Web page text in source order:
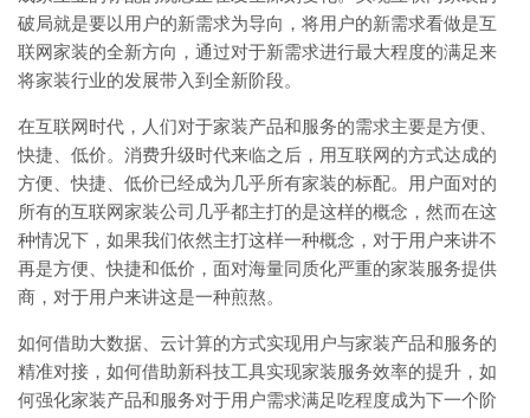
破局就是要以用户的新需求为导向，将用户的新需求看做是互
联网家装的全新方向，通过对于新需求进行最大程度的满足来
将家装行业的发展带入到全新阶段。
在互联网时代，人们对于家装产品和服务的需求主要是方便、
快捷、低价。消费升级时代来临之后，用互联网的方式达成的
方便、快捷、低价已经成为几乎所有家装的标配。用户面对的
所有的互联网家装公司几乎都主打的是这样的概念，然而在这
种情况下，如果我们依然主打这样一种概念，对于用户来讲不
再是方便、快捷和低价，面对海量同质化严重的家装服务提供
商，对于用户来讲这是一种煎熬。
如何借助大数据、云计算的方式实现用户与家装产品和服务的
精准对接，如何借助新科技工具实现家装服务效率的提升，如
何强化家装产品和服务对于用户需求满足吃程度成为下一个阶